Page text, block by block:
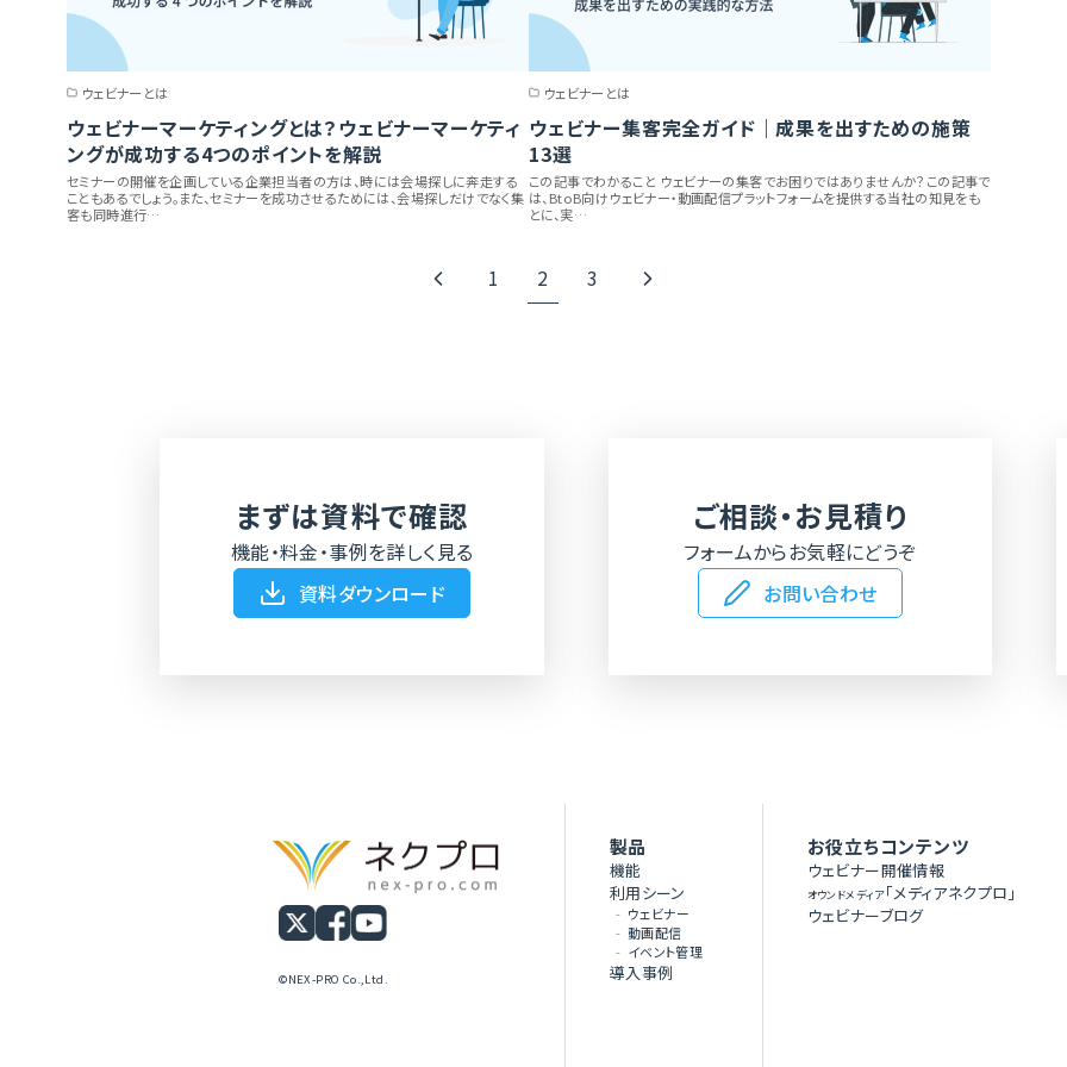
ウェビナーとは
ウェビナーマーケティングとは？ウェビナーマーケティ
ングが成功する4つのポイントを解説
セミナーの開催を企画している企業担当者の方は、時には会場探しに奔走する
こともあるでしょう。また、セミナーを成功させるためには、会場探しだけでなく集
客も同時進行…
ウェビナーとは
ウェビナー集客完全ガイド｜成果を出すための施策
13選
この記事でわかること ウェビナーの集客でお困りではありませんか？この記事で
は、BtoB向けウェビナー・動画配信プラットフォームを提供する当社の知見をも
とに、実…
1 2 3
まずは資料で確認
機能・料金・事例を詳しく見る
資料ダウンロード
ご相談・お見積り
フォームからお気軽にどうぞ
お問い合わせ
©NEX-PRO Co.,Ltd.
製品
機能
利用シーン
ウェビナー
動画配信
イベント管理
導入事例
お役立ちコンテンツ
ウェビナー開催情報
オウンドメディア「メディアネクプロ」
ウェビナーブログ